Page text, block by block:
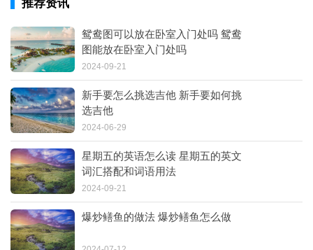
推荐资讯
鸳鸯图可以放在卧室入门处吗 鸳鸯
图能放在卧室入门处吗
2024-09-21
新手要怎么挑选吉他 新手要如何挑
选吉他
2024-06-29
星期五的英语怎么读 星期五的英文
词汇搭配和词语用法
2024-09-21
爆炒鳝鱼的做法 爆炒鳝鱼怎么做